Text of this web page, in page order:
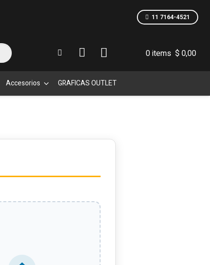
11 7164-4521
0 items $ 0,00
Accesorios GRAFICAS OUTLET